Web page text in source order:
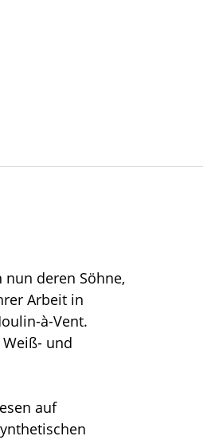
deren Söhne,
Arbeit in
à-Vent.
und
auf